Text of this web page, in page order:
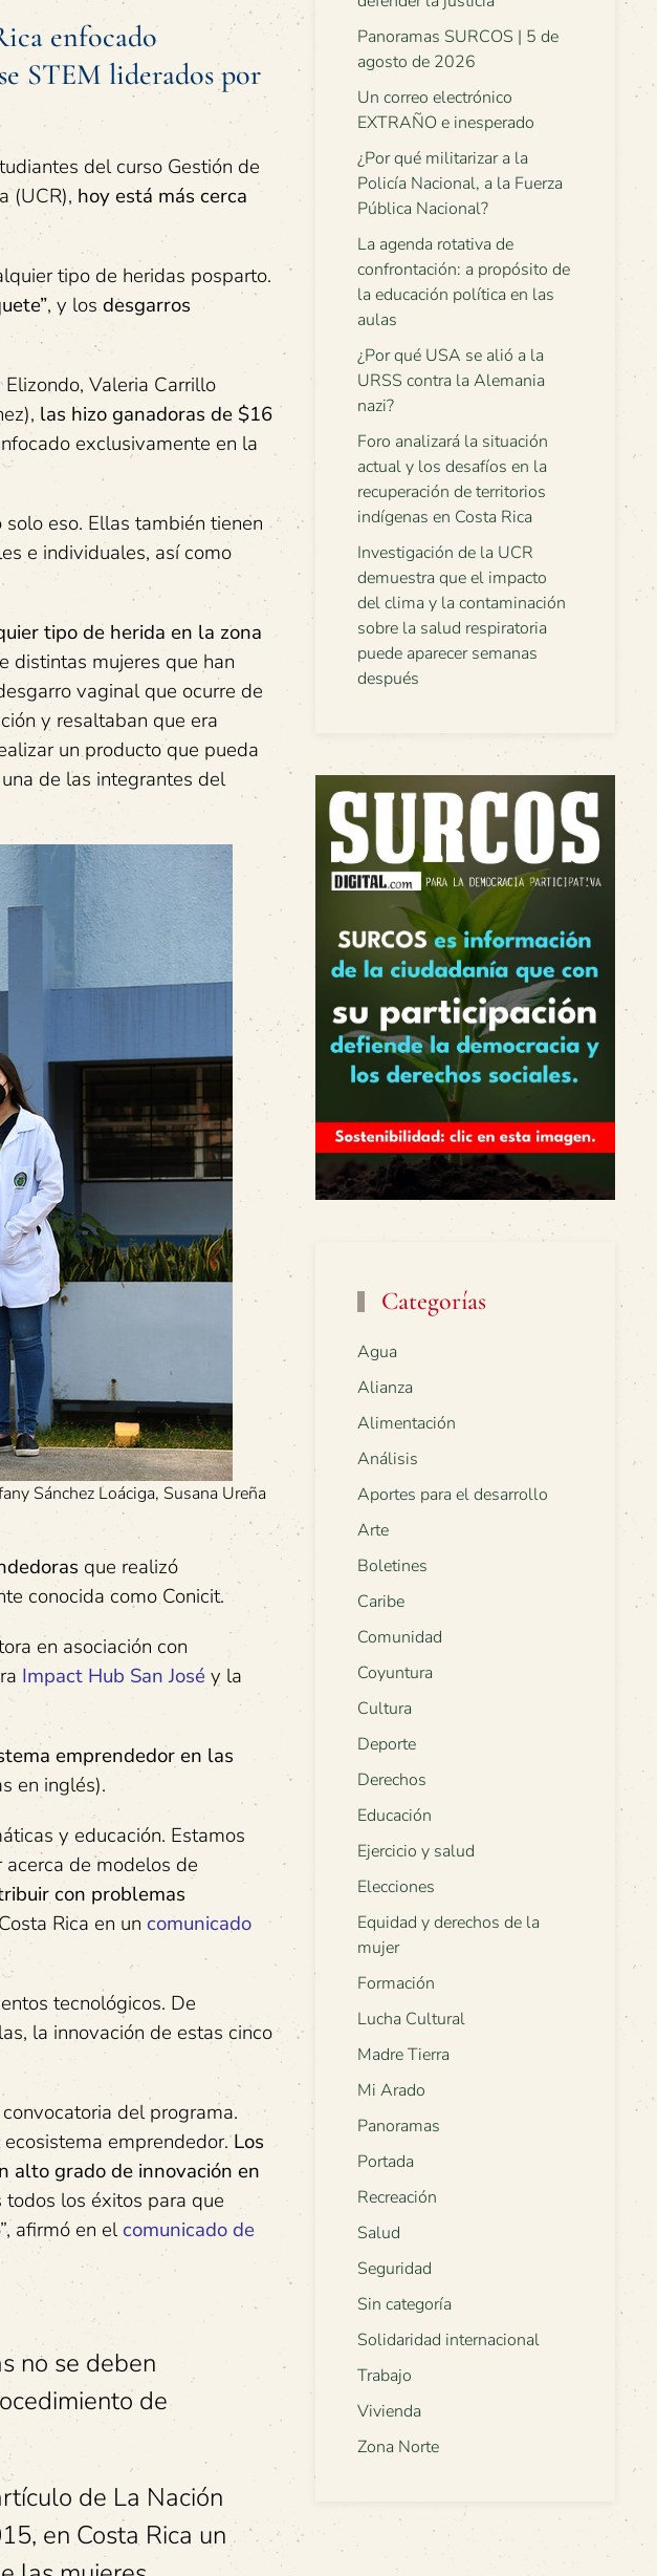
enfocado
STEM liderados por
del curso Gestión de
(UCR), hoyestá más cerca
tipo de heridas posparto.
”, y los desgarros
Valeria Carrillo
las hizo ganadoras de $16
exclusivamente en la
eso. Ellas también tienen
e individuales, así como
tipo de herida en la zona
distintas mujeres que han
vaginal que ocurre de
y resaltaban que era
un producto que pueda
de las integrantes del
Sánchez Loáciga, Susana Ureña
que realizó
conocida como Conicit.
en asociación con
Impact Hub San José y la
emprendedor en las
en inglés).
y educación. Estamos
de modelos de
con problemas
Rica en un comunicado
tecnológicos. De
la innovación de estas cinco
del programa.
emprendedor.Los
alto grado de innovación en
los éxitos para que
afirmó en elcomunicado de
no se deben
de
de La Nación
en Costa Rica un
Panoramas SURCOS | 5 de
agosto de 2026
Un correo electrónico
EXTRAÑO e inesperado
¿Por qué militarizar a la
Policía Nacional, a la Fuerza
Pública Nacional?
La agenda rotativa de
confrontación: a propósito de
la educación política en las
aulas
¿Por qué USA se alió a la
URSS contra la Alemania
nazi?
Foro analizará la situación
actual y los desafíos en la
recuperación de territorios
indígenas en Costa Rica
Investigación de la UCR
demuestra que el impacto
del clima y la contaminación
sobre la salud respiratoria
puede aparecer semanas
después
Categorías
Agua
Alianza
Alimentación
Análisis
Aportes para el desarrollo
Arte
Boletines
Caribe
Comunidad
Coyuntura
Cultura
Deporte
Derechos
Educación
Ejercicio y salud
Elecciones
Equidad y derechos de la
mujer
Formación
Lucha Cultural
Madre Tierra
Mi Arado
Panoramas
Portada
Recreación
Salud
Seguridad
Sin categoría
Solidaridad internacional
Trabajo
Vivienda
Zona Norte